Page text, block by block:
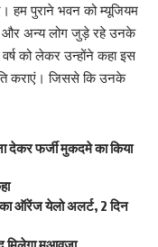
हम पुराने भवन को म्यूजियम
और अन्य लोग जुड़े रहे उनके
को लेकर उन्होंने कहा इस
कराएं। जिससे कि उनके
देकर फर्जी मुकदमे का किया
ऑरेंज येलो अलर्ट, 2 दिन